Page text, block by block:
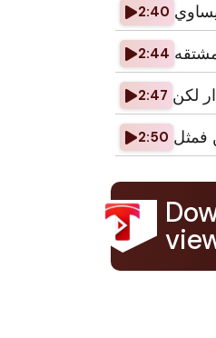
2:40
2:44
2:47 لكن
2:50 فمثل